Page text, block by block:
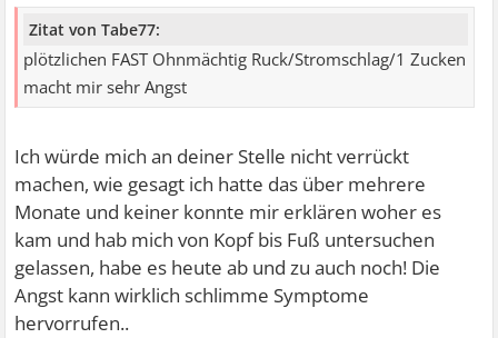
Zitat von Tabe77:
plötzlichen FAST Ohnmächtig Ruck/Stromschlag/1 Zucken
macht mir sehr Angst
Ich würde mich an deiner Stelle nicht verrückt
machen, wie gesagt ich hatte das über mehrere
Monate und keiner konnte mir erklären woher es
kam und hab mich von Kopf bis Fuß untersuchen
gelassen, habe es heute ab und zu auch noch! Die
Angst kann wirklich schlimme Symptome
hervorrufen..